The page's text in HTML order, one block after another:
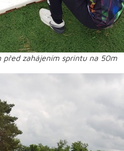
před zahájením sprintu na 50m